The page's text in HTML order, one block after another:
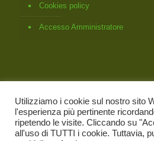
Cookies policy
Accesso Amministratore
© 2026 Associazione Italiana
Utilizziamo i cookie sul nostro sito
l'esperienza più pertinente
ripetendo le visite. Cliccando su
all'uso di TUTTI i cookie. Tuttavia,